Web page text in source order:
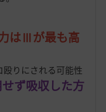
はⅢが最も高
りにされる可能性
ず吸収した方